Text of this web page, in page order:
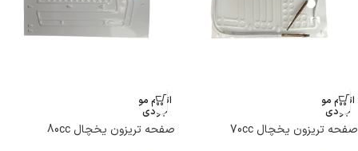
اتمام مو
جودی
صفحه تریزون یخچال 70cc
اتمام مو
جودی
صفحه تریزون یخچال 80cc